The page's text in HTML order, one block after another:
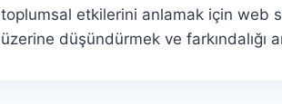
toplumsal etkilerini anlamak için web
üzerine düşündürmek ve farkındalığı